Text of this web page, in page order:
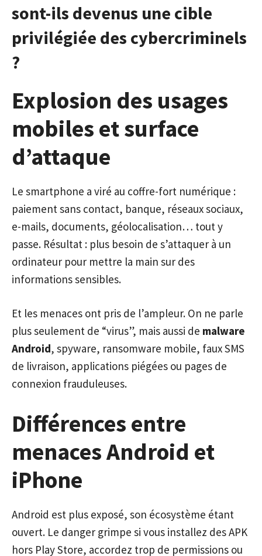
sont-ils devenus une cible
privilégiée des cybercriminels
?
Explosion des usages
mobiles et surface
d’attaque
Le smartphone a viré au coffre-fort numérique :
paiement sans contact, banque, réseaux sociaux,
e-mails, documents, géolocalisation… tout y
passe. Résultat : plus besoin de s’attaquer à un
ordinateur pour mettre la main sur des
informations sensibles.
Et les menaces ont pris de l’ampleur. On ne parle
plus seulement de “virus”, mais aussi de malware
Android, spyware, ransomware mobile, faux SMS
de livraison, applications piégées ou pages de
connexion frauduleuses.
Différences entre
menaces Android et
iPhone
Android est plus exposé, son écosystème étant
ouvert. Le danger grimpe si vous installez des APK
hors Play Store, accordez trop de permissions ou